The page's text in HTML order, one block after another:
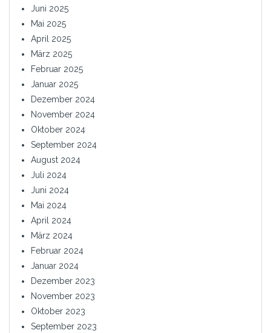
Juni 2025
Mai 2025
April 2025
März 2025
Februar 2025
Januar 2025
Dezember 2024
November 2024
Oktober 2024
September 2024
August 2024
Juli 2024
Juni 2024
Mai 2024
April 2024
März 2024
Februar 2024
Januar 2024
Dezember 2023
November 2023
Oktober 2023
September 2023